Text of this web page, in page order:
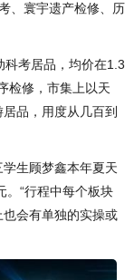
、寰宇遗产检修、历
科考居品，均价在1.3
检修，市集上以天
品，用度从几百到
生顾梦鑫本年夏天
。“行程中每个板块
会有单独的实操或